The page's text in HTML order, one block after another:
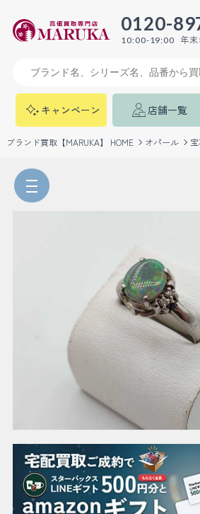
0120-
10:00-19:00 年
キャンペーン 店舗一覧
ブランド買取【MARUKA】 HOME オパール